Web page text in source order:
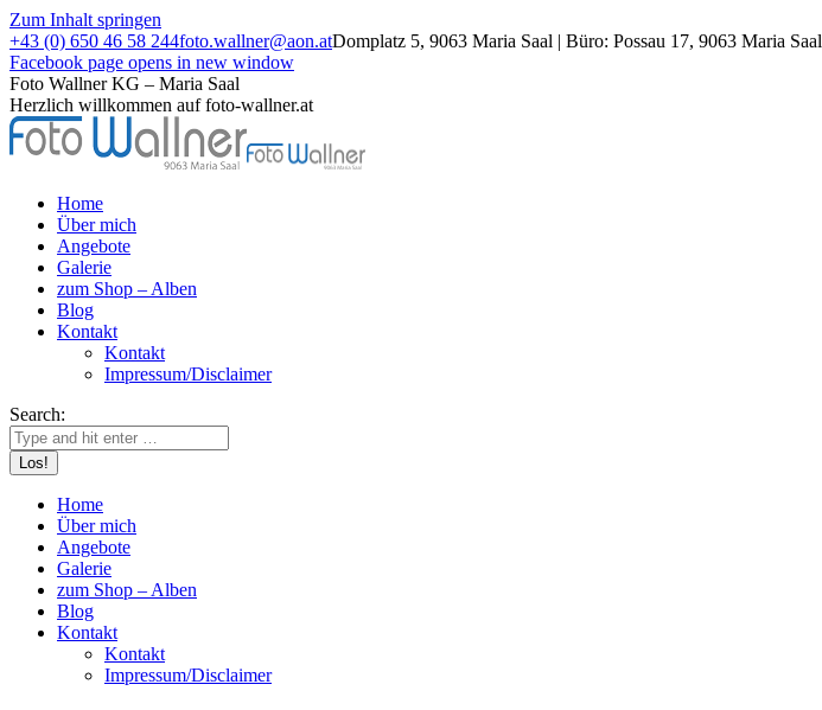
Zum Inhalt springen
+43 (0) 650 46 58 244foto.wallner@aon.atDomplatz 5, 9063 Maria Saal | Büro: Possau 17, 9063 Maria Saal
Facebook page opens in new window
Foto Wallner KG – Maria Saal
Herzlich willkommen auf foto-wallner.at
Home
Über mich
Angebote
Galerie
zum Shop – Alben
Blog
Kontakt
Kontakt
Impressum/Disclaimer
Search:
Home
Über mich
Angebote
Galerie
zum Shop – Alben
Blog
Kontakt
Kontakt
Impressum/Disclaimer